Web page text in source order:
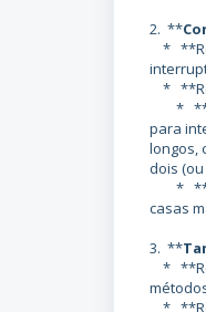
2. **
*
*
*
para
longos,
dois
*
casas
3. **
*
*